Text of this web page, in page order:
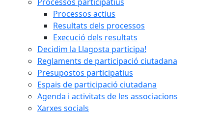
Processos actius
Resultats dels processos
Execució dels resultats
Decidim la Llagosta participa!
Reglaments de participació ciutadana
Presupostos participatius
Espais de participació ciutadana
Agenda i activitats de les associacions
Xarxes socials